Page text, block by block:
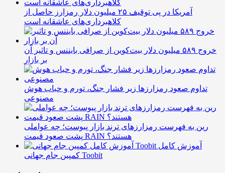
آمریکا در پی توقیف ۲۵ میلیون دلار رمزارز حاصل از
کلاهبرداری‌های عاشقانه است
خروج ۵۸۹ میلیون دلار بیت‌کوین از صرافی بایننس و تاثیر آن
بر بازار
تداوم صعود رمزارزها زیر فشار جنگ، تورم و حباب هوش
مصنوعی
رین به فهرست رمزارزهای ترند بازار پیوست؛ چه عواملی
پشت صعود قیمت RAIN هستند؟
آموزش کامل
کمپین جام جهانی Toobit